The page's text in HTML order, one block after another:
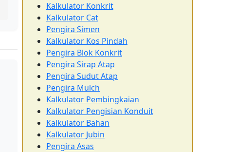
Kalkulator Konkrit
Kalkulator Cat
Pengira Simen
Kalkulator Kos Pindah
Pengira Blok Konkrit
Pengira Sirap Atap
Pengira Sudut Atap
Pengira Mulch
Kalkulator Pembingkaian
Kalkulator Pengisian Konduit
Kalkulator Bahan
Kalkulator Jubin
Pengira Asas